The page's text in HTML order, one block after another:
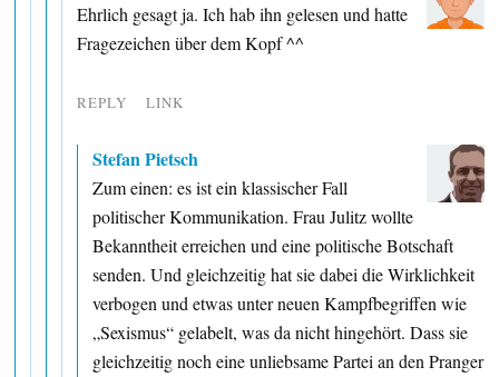
Ehrlich gesagt ja. Ich hab ihn gelesen und hatte
Fragezeichen über dem Kopf ^^
REPLY LINK
Stefan Pietsch
Zum einen: es ist ein klassischer Fall
politischer Kommunikation. Frau Julitz wollte
Bekanntheit erreichen und eine politische Botschaft
senden. Und gleichzeitig hat sie dabei die Wirklichkeit
verbogen und etwas unter neuen Kampfbegriffen wie
„Sexismus“ gelabelt, was da nicht hingehört. Dass sie
gleichzeitig noch eine unliebsame Partei an den Pranger